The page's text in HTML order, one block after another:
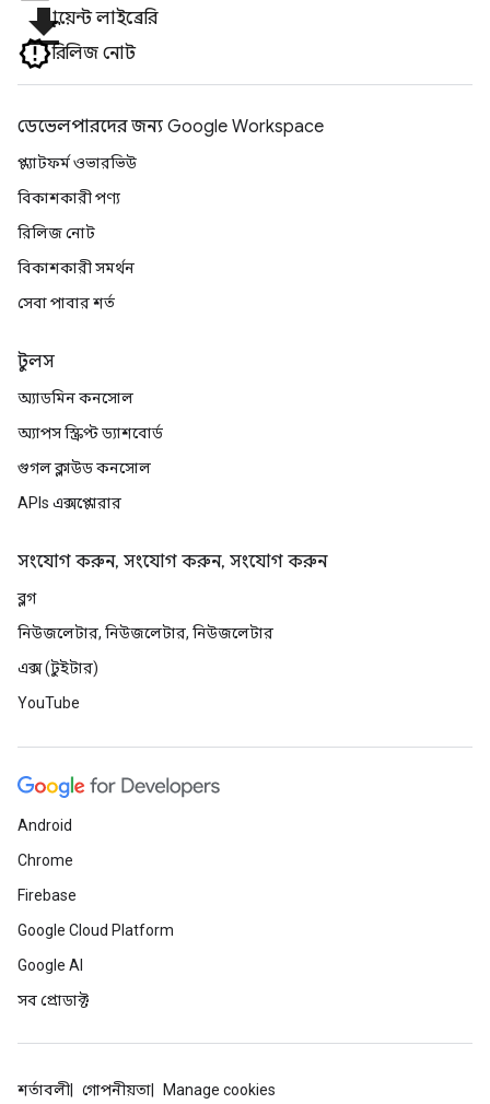
file_downloadক্লায়েন্ট লাইব্রেরি
রিলিজ নোট
ডেভেলপারদের জন্য Google Workspace
প্ল্যাটফর্ম ওভারভিউ
বিকাশকারী পণ্য
রিলিজ নোট
বিকাশকারী সমর্থন
সেবা পাবার শর্ত
টুলস
অ্যাডমিন কনসোল
অ্যাপস স্ক্রিপ্ট ড্যাশবোর্ড
গুগল ক্লাউড কনসোল
APIs এক্সপ্লোরার
সংযোগ করুন, সংযোগ করুন, সংযোগ করুন
ব্লগ
নিউজলেটার, নিউজলেটার, নিউজলেটার
এক্স (টুইটার)
YouTube
Android
Chrome
Firebase
Google Cloud Platform
Google AI
সব প্রোডাক্ট
শর্তাবলী গোপনীয়তা Manage cookies